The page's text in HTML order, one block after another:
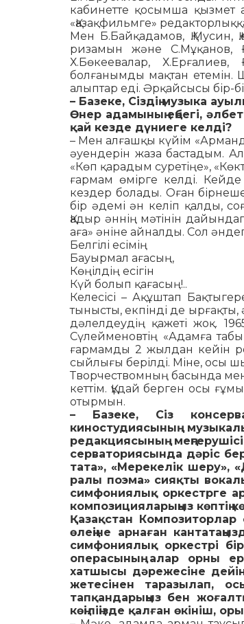
кабинетте қосымша қызмет
«Қазақфильмге»
Мен Б.Байқадамов, Қ.Мусин,
ризамын және С.Мұқанов,
Х.Бөкеевалар,
болғанымды мақтан етемін.
алыптар еді. Әрқайсысы бір-
– Базеке, Сіздің музыка
Өнер адамының еңбегі,
қай кезде дүниеге келді?
– Мен алғашқы күйім
әуендерін жаза бастадым.
«Көп қарадым суретіңе»,
ғармам өмірге келді.
кездер болады. Оған
бір әдемі ән келіп қалды,
Қадыр ән­нің мәтінін
аға» әні­не айналды. Сол
Белгілі есімің
Бауырмал ағасың,
Көңілдің есігін
Күй болып қағасың!..
Келесісі – Ақұштап
тынысты, екпінді де
дәлелдеудің қажеті жоқ.
Сүлейменовтің «Адамға
ғармамды 2 жылдан кейін
сыйлығы берілді. Міне, осы
Творчествомның басында
кеттім. Құдай берген осы
отырмын.
– Базеке, Сіз
киностудиясының
редакциясының
серваториясында дәріс
тата», «Мерекелік шеру»,
ра­лы поэма» сияқты
симфониялық оркестрге
компо­зиция­ларыңыз көптің
Қазақстан
өлеңіне ар­наған
симфониялық ор­кестрі
операсының алар орны
хатшысы дәрежесіне дейін
жетесінен таразылап,
тапқандарыңыз бен
көңіліңізде қалған